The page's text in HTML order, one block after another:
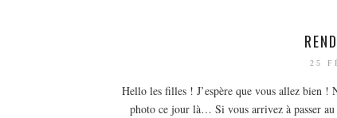
25
Hello les filles ! J’espère que vous allez bien !
photo ce jour là… Si vous arrivez à passer au